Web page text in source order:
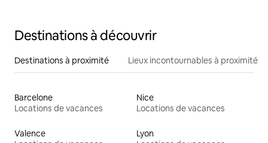
Destinations à découvrir
Destinations à proximité Lieux incontournables à proximité
Barcelone
Locations de vacances
Nice
Locations de vacances
Valence
Lyon